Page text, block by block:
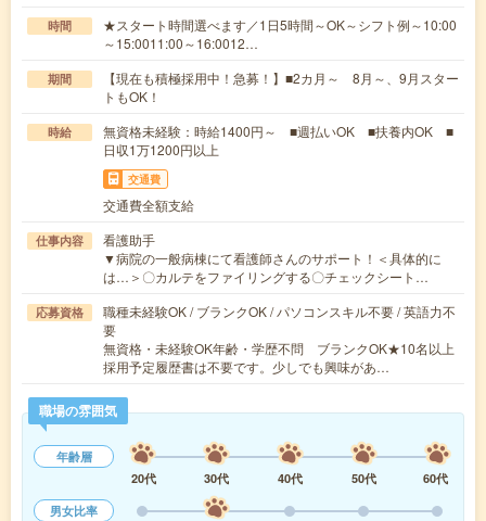
時間
★スタート時間選べます／1日5時間～OK～シフト例～10:00
～15:0011:00～16:0012…
期間
【現在も積極採用中！急募！】■2カ月～ 8月～、9月スター
トもOK！
時給
無資格未経験：時給1400円～ ■週払いOK ■扶養内OK ■
日収1万1200円以上
交通費
交通費全額支給
仕事内容
看護助手
▼病院の一般病棟にて看護師さんのサポート！＜具体的に
は…＞〇カルテをファイリングする〇チェックシート…
応募資格
職種未経験OK / ブランクOK / パソコンスキル不要 / 英語力不
要
無資格・未経験OK年齢・学歴不問 ブランクOK★10名以上
採用予定履歴書は不要です。少しでも興味があ…
職場の雰囲気
年齢層
20代
30代 40代 50代
60代
男女比率